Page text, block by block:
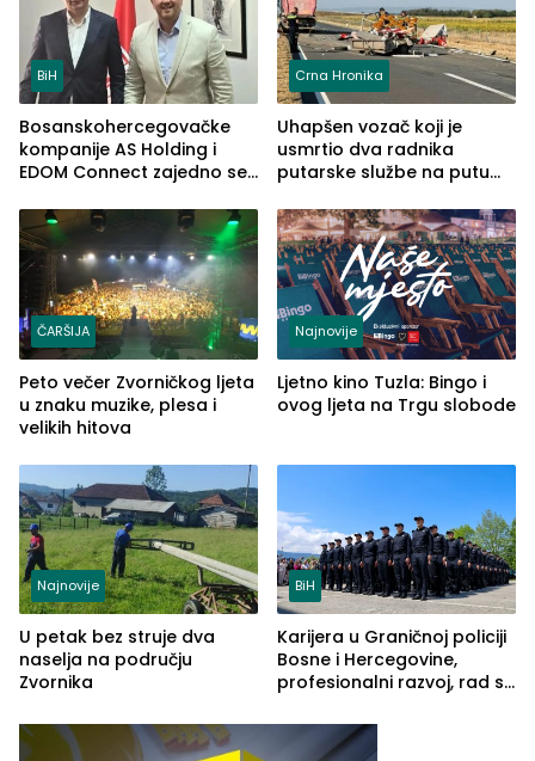
BiH
Bosanskohercegovačke
kompanije AS Holding i
EDOM Connect zajedno se
Crna Hronika
Uhapšen vozač koji je
usmrtio dva radnika
putarske službe na putu
(FOTO)
ČARŠIJA
Peto večer Zvorničkog ljeta
u znaku muzike, plesa i
velikih hitova
Najnovije
Ljetno kino Tuzla: Bingo i
ovog ljeta na Trgu slobode
Najnovije
U petak bez struje dva
naselja na području
Zvornika
BiH
Karijera u Graničnoj policiji
Bosne i Hercegovine,
profesionalni razvoj, rad sa
služba građanima